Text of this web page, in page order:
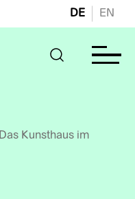
DE EN
Das Kunsthaus im